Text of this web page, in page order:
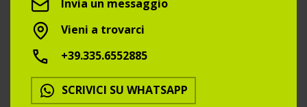
Invia un messaggio
Vieni a trovarci
+39.335.6552885
SCRIVICI SU WHATSAPP